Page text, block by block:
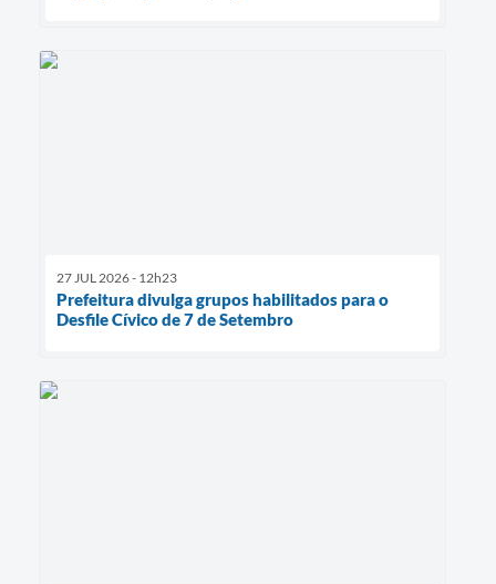
27 JUL 2026 - 12h23
Prefeitura divulga grupos habilitados para o
Desfile Cívico de 7 de Setembro